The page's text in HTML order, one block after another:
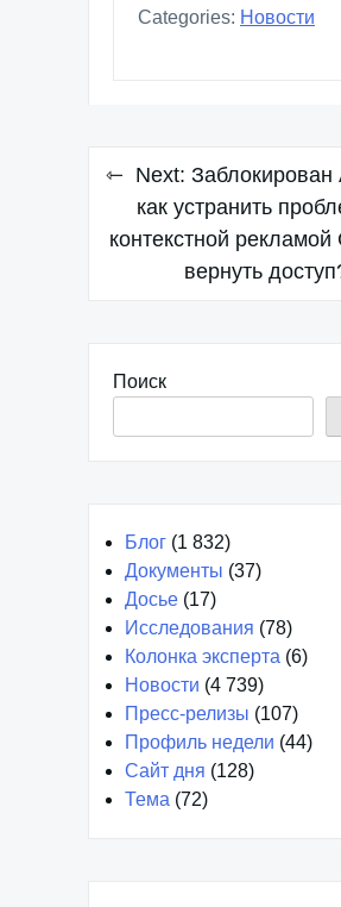
Categories: Новости
Навигация
записям
Next: Заблокирован
как устранить
контекстной рекламой
вернуть
Поиск
Блог (1 832)
Документы (37)
Досье (17)
Исследования (78)
Колонка эксперта (6)
Новости (4 739)
Пресс-релизы (107)
Профиль недели (44)
Сайт дня (128)
Тема (72)